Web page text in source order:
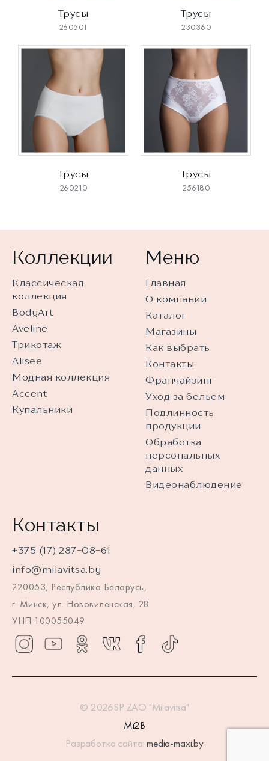
Трусы
260501
Трусы
230360
Трусы
260210
Трусы
256180
Коллекции
Классическая
коллекция
BodyArt
Aveline
Трикотаж
Alisee
Модная коллекция
Accent
Купальники
Меню
Главная
О компании
Каталог
Магазины
Как выбрать
Контакты
Франчайзинг
Уход за бельем
Подлинность
продукции
Обработка
персональных
данных
Видеонаблюдение
Контакты
+375 (17) 287-08-61
info@milavitsa.by
220053, Республика Беларусь,
г. Минск, ул. Нововиленская, 28
УНП 100055049
© 2026SP ZAO "Milavitsa"
Mi2B
Разработка сайта:media-maxi.by